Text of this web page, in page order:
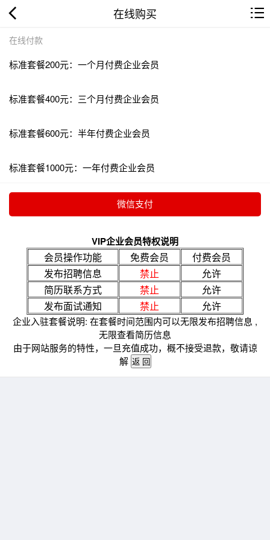
在线购买
在线付款
标准套餐200元：一个月付费企业会员
标准套餐400元：三个月付费企业会员
标准套餐600元：半年付费企业会员
标准套餐1000元：一年付费企业会员
VIP企业会员特权说明
会员操作功能 免费会员
付费会员
发布招聘信息
禁止
允许
简历联系方式
禁止
允许
发布面试通知
禁止 允许
企业入驻套餐说明: 在套餐时间范围内可以无限发布招聘信息 ,
无限查看简历信息
由于网站服务的特性，一旦充值成功，概不接受退款，敬请谅
解